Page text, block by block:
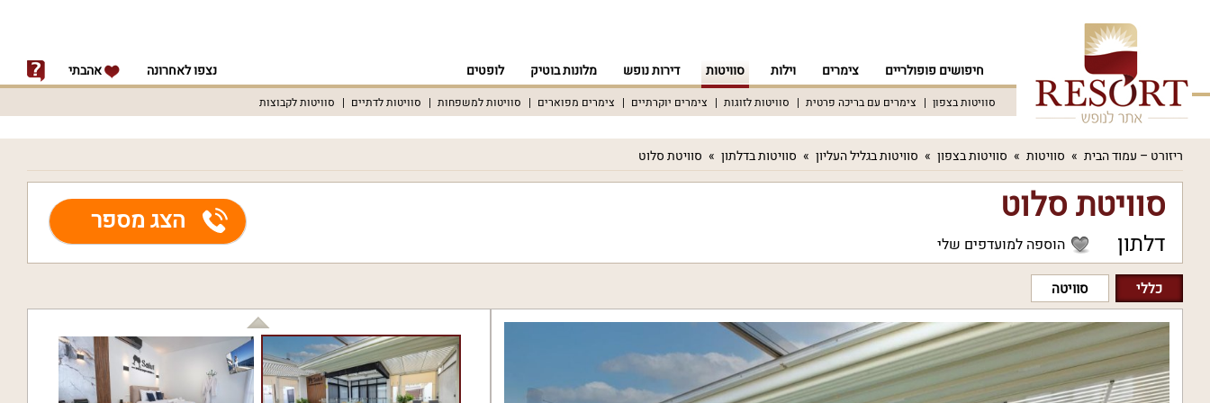
חיפושים פופולריים צימרים וילות סוויטות דירות נופש מלונות בוטיק לופטים נצפו לאחרונה אהבתי
סוויטות בצפון צימרים עם בריכה פרטית סוויטות לזוגות צימרים יוקרתיים צימרים מפוארים סוויטות למשפחות סוויטות לדתיים סוויטות לקבוצות
ריזורט – עמוד הבית סוויטות סוויטות בצפון סוויטות בגליל העליון סוויטות בדלתון סוויטת סלוט
סוויטת סלוט
דלתון הוספה למועדפים שלי
הצג מספר
כללי סוויטה